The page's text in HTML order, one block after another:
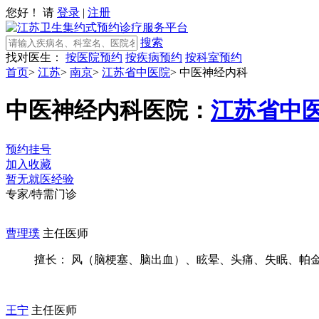
您好！ 请 登录 | 注册
搜索
找对医生：
按医院预约 按疾病预约 按科室预约
首页> 江苏> 南京> 江苏省中医院> 中医神经内科
中医神经内科医院： 江苏省中
预约挂号
加入收藏
暂无就医经验
专家/特需门诊
曹理璞 主任医师
擅长： 风（脑梗塞、脑出血）、眩晕、头痛、失眠、帕
王宁 主任医师